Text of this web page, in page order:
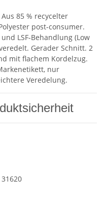
85 % recycelter
post-consumer.
LSF-Behandlung (Low
Gerader Schnitt. 2
mit flachem Kordelzug.
nur
Veredelung.